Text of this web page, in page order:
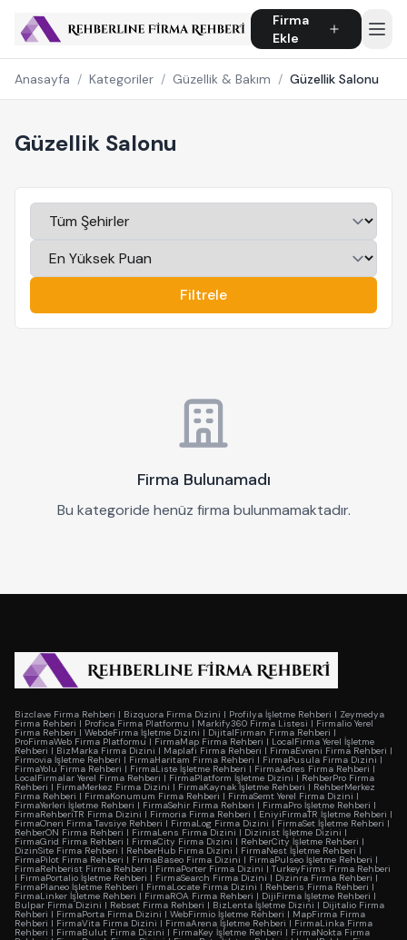
Firma
Ekle
Anasayfa / Kategoriler / Güzellik & Bakım / Güzellik Salonu
Güzellik Salonu
Filtrele
Firma Bulunamadı
Bu kategoride henüz firma bulunmamaktadır.
Bizclave Firma Rehberi | Bizquora Firma Dizini | Profilya İşletme Rehberi | Zeymedya
Firma Rehberi | Profica Firma Platformu | Markify360 Firma Listesi | Firmalio Yerel
Firma Rehberi | WebdeFirma İşletme Dizini | DijitalFirman Firma Rehberi |
ProFirmaWeb Firma Platformu | FirmaMap Firma Rehberi | LocalFirma Yerel İşletme
Rehberi | BizMarka Firma Dizini | Maplafi Firma Rehberi | FirmaEvreni Firma Rehberi |
Firmovia İşletme Rehberi | FirmaHaritam Firma Rehberi | FirmaPusula Firma Dizini |
FirmaYolu Firma Rehberi | FirmaListe İşletme Rehberi | FirmaAdres Firma Rehberi |
LocalFirmalar Yerel Firma Rehberi | FirmaPlatform İşletme Dizini | RehberPro Firma
Rehberi | FirmaMerkez Firma Dizini | FirmaKaynak İşletme Rehberi | RehberMerkez
Firma Rehberi | FirmaKonumum Firma Rehberi | FirmaSemt Yerel Firma Dizini |
FirmaYerleri İşletme Rehberi | FirmaSehir Firma Rehberi | FirmaPro İşletme Rehberi |
FirmaRehberiTR Firma Dizini | Firmoria Firma Rehberi | EniyiFirmaTR İşletme Rehberi |
FirmaOneri Firma Tavsiye Rehberi | FirmaLog Firma Dizini |FirmaSet İşletme Rehberi |
RehberON Firma Rehberi | FirmaLens Firma Dizini | Dizinist İşletme Dizini |
FirmaGrid Firma Rehberi | FirmaCity Firma Dizini | RehberCity İşletme Rehberi |
DizinSite Firma Rehberi | RehberHub Firma Dizini | FirmaNest İşletme Rehberi |
FirmaPilot Firma Rehberi | FirmaBaseo Firma Dizini | FirmaPulseo İşletme Rehberi |
FirmaRehberist Firma Rehberi | FirmaPorter Firma Dizini | TurkeyFirms Firma Rehberi
| FirmaPortalio İşletme Rehberi | FirmaSearch Firma Dizini | Dizinra Firma Rehberi |
FirmaPlaneo İşletme Rehberi | FirmaLocate Firma Dizini | Rehberis Firma Rehberi |
FirmaLinker İşletme Rehberi | FirmaROA Firma Rehberi | DijiFirma İşletme Rehberi |
Bulpar Firma Dizini | Rebset Firma Rehberi | BizLenta İşletme Dizini | Dijitalio Firma
Rehberi | FirmaPorta Firma Dizini | WebFirmio İşletme Rehberi | MapFirma Firma
Rehberi | FirmaVita Firma Dizini | FirmaArena İşletme Rehberi | FirmaLinka Firma
Rehberi | FirmaBulut Firma Dizini | FirmaKey İşletme Rehberi | FirmaNokta Firma